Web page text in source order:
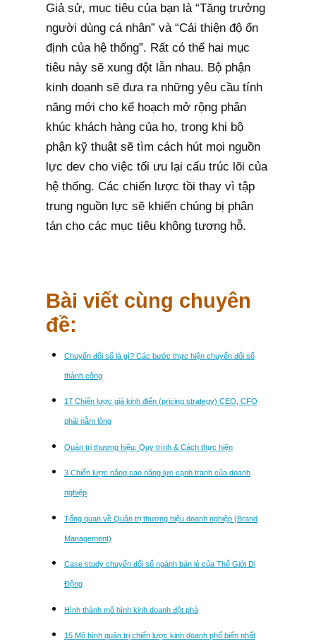
Giả sử, mục tiêu của bạn là “Tăng trưởng
người dùng cá nhân” và “Cải thiện độ ổn
định của hệ thống”. Rất có thể hai mục
tiêu này sẽ xung đột lẫn nhau. Bộ phận
kinh doanh sẽ đưa ra những yêu cầu tính
năng mới cho kế hoạch mở rộng phân
khúc khách hàng của họ, trong khi bộ
phận kỹ thuật sẽ tìm cách hút mọi nguồn
lực dev cho việc tối ưu lại cấu trúc lõi của
hệ thống. Các chiến lược tồi thay vì tập
trung nguồn lực sẽ khiến chúng bị phân
tán cho các mục tiêu không tương hỗ.
Bài viết cùng chuyên
đề:
Chuyển đổi số là gì? Các bước thực hiện chuyển đổi số
thành công
17 Chiến lược giá kinh điển (pricing strategy) CEO, CFO
phải nằm lòng
Quản trị thương hiệu: Quy trình & Cách thực hiện
3 Chiến lược nâng cao năng lực cạnh tranh của doanh
nghiệp
Tổng quan về Quản trị thương hiệu doanh nghiệp (Brand
Management)
Case study chuyển đổi số ngành bán lẻ của Thế Giới Di
Động
Hình thành mô hình kinh doanh đột phá
15 Mô hình quản trị chiến lược kinh doanh phổ biến nhất